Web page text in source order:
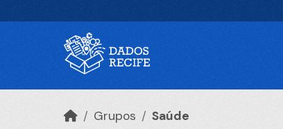
Grupos Saúde